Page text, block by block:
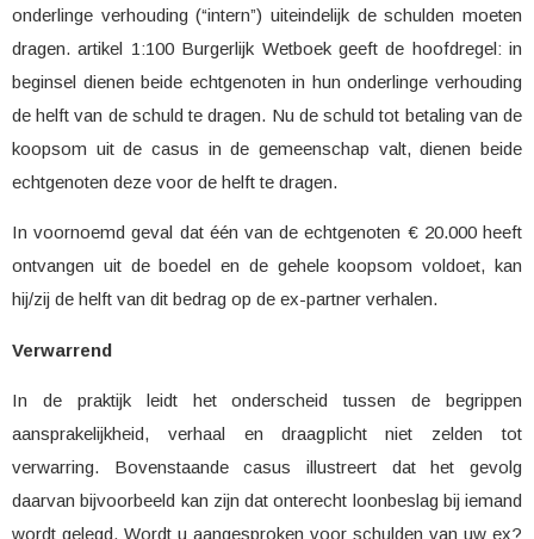
onderlinge verhouding (“intern”) uiteindelijk de schulden moeten
dragen. artikel 1:100 Burgerlijk Wetboek geeft de hoofdregel: in
beginsel dienen beide echtgenoten in hun onderlinge verhouding
de helft van de schuld te dragen. Nu de schuld tot betaling van de
koopsom uit de casus in de gemeenschap valt, dienen beide
echtgenoten deze voor de helft te dragen.
In voornoemd geval dat één van de echtgenoten € 20.000 heeft
ontvangen uit de boedel en de gehele koopsom voldoet, kan
hij/zij de helft van dit bedrag op de ex-partner verhalen.
Verwarrend
In de praktijk leidt het onderscheid tussen de begrippen
aansprakelijkheid, verhaal en draagplicht niet zelden tot
verwarring. Bovenstaande casus illustreert dat het gevolg
daarvan bijvoorbeeld kan zijn dat onterecht loonbeslag bij iemand
wordt gelegd. Wordt u aangesproken voor schulden van uw ex?